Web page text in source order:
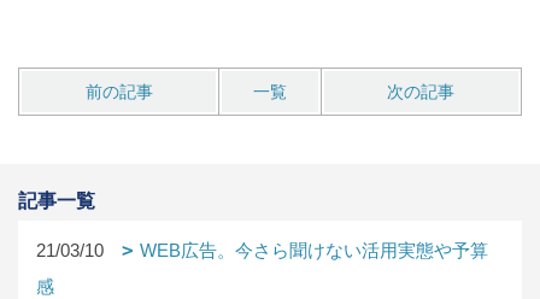
前の記事 一覧 次の記事
記事一覧
21/03/10
WEB広告。今さら聞けない活用実態や予算
感